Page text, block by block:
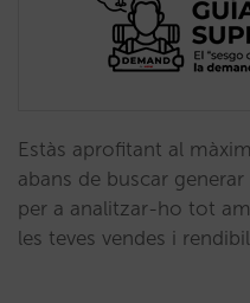
Estàs aprofitant al
abans de buscar
per a analitzar-ho tot
les teves vendes i